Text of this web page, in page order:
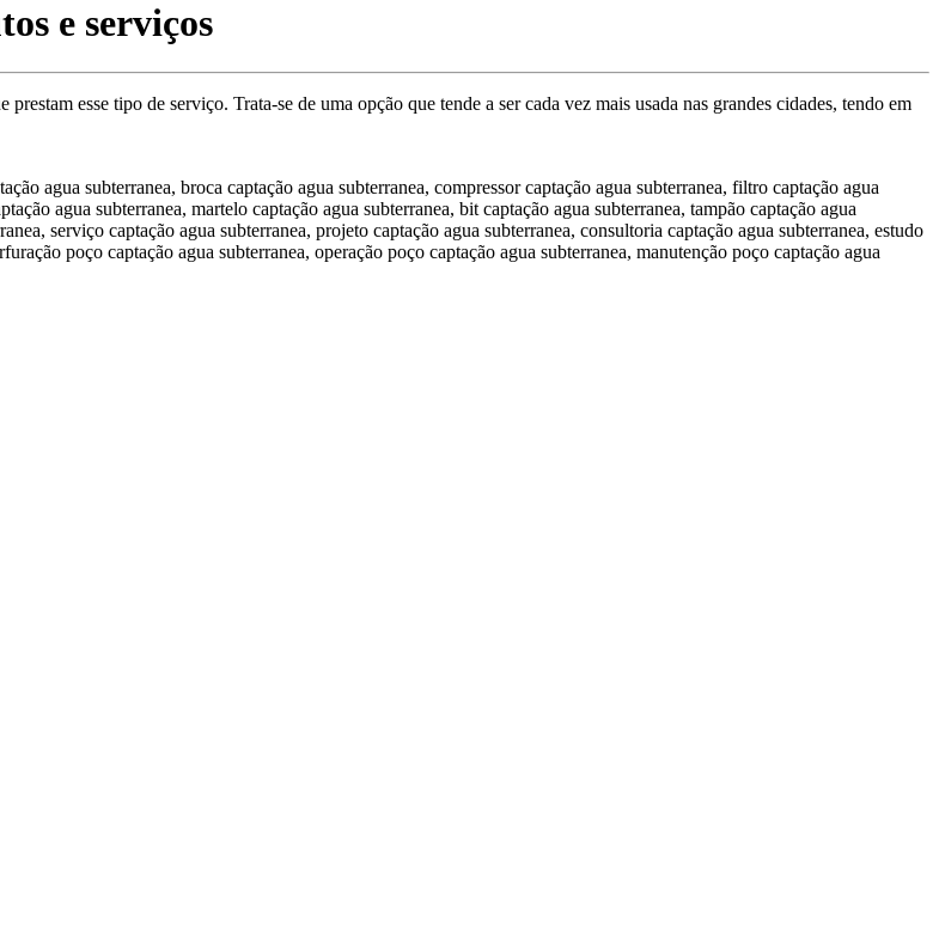
e serviços
esse tipo de serviço. Trata-se de uma opção que tende a ser cada vez mais usada nas grandes cidades, tendo em